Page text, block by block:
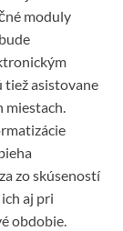
moduly
tiež asistovane
miestach.
zo skúseností
aj pri
obdobie.